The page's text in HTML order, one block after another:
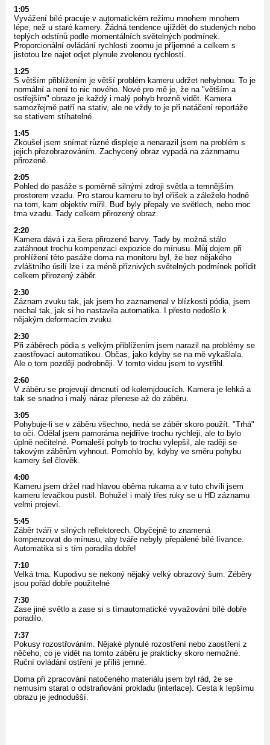
1:05
Vyvážení bílé pracuje v automatickém režimu mnohem mnohem
lépe, než u staré kamery. Žádná tendence ujíždět do studených nebo
teplých odstínů podle momentálních světelných podmínek.
Proporcionální ovládání rychlosti zoomu je příjemné a celkem s
jistotou lze najet odjet plynule zvolenou rychlostí.
1:25
S větším přiblížením je větší problém kameru udržet nehybnou. To je
normální a není to nic nového. Nové pro mě je, že na "větším a
ostřejším" obraze je každý i malý pohyb hrozně vidět. Kamera
samozřejmě patří na stativ, ale ne vždy to je při natáčení reportáže
se stativem stíhatelné.
1:45
Zkoušel jsem snímat různé displeje a nenarazil jsem na problém s
jejich přezobrazováním. Zachycený obraz vypadá na záznmamu
přirozeně.
2:05
Pohled do pasáže s poměrně silnými zdroji světla a temnějším
prostorem vzadu. Pro starou kameru to byl oříšek a záleželo hodně
na tom, kam objektiv mířil. Buď byly přepaly ve světlech, nebo moc
tma vzadu. Tady celkem přirozený obraz.
2:20
Kamera dává i za šera přirozené barvy. Tady by možná stálo
zatáhnout trochu kompenzaci expozice do mínusu. Můj dojem při
prohlížení této pasáže doma na monitoru byl, že bez nějakého
zvláštního úsilí lze i za méně příznivých světelných podmínek pořídit
celkem přirozený záběr.
2:30
Záznam zvuku tak, jak jsem ho zaznamenal v blízkosti pódia, jsem
nechal tak, jak si ho nastavila automatika. I přesto nedošlo k
nějakým deformacím zvuku.
2:30
Při záběrech pódia s velkým přiblížením jsem narazil na problémy se
zaostřovací automatikou. Občas, jako kdyby se na mě vykašlala.
Ale o tom později podrobněji. V tomto videu jsem to vystřihl.
2:60
V záběru se projevují drncnutí od kolemjdoucích. Kamera je lehká a
tak se snadno i malý náraz přenese až do záběru.
3:05
Pohybuje-li se v záběru všechno, nedá se záběr skoro použít. "Trhá"
to oči. Odělal jsem pamoráma nejdříve trochu rychleji, ale to bylo
úplně nečitelné. Pomaleší pohyb to trochu vylepšil, ale raději se
takovým záběrům vyhnout. Pomohlo by, kdyby ve směru pohybu
kamery šel člověk.
4:00
Kameru jsem držel nad hlavou oběma rukama a v tuto chvíli jsem
kameru levačkou pustil. Bohužel i malý třes ruky se u HD záznamu
velmi projeví.
5:45
Záběr tváří v silných reflektorech. Obyčejně to znamená
kompenzovat do mínusu, aby tváře nebyly přepálené bílé lívance.
Automatika si s tím poradila dobře!
7:10
Velká tma. Kupodivu se nekoný nějaký velký obrazový šum. Zéběry
jsou pořád dobře použitelné
7:30
Zase jiné světlo a zase si s tímautomatické vyvažování bílé dobře
poradilo.
7:37
Pokusy rozostřováním. Nějaké plynulé rozostření nebo zaostření z
něčeho, co je vidět na tomto záběru je prakticky skoro nemožné.
Ruční ovládání ostření je příliš jemné.
Doma při zpracování natočeného materiálu jsem byl rád, že se
nemusím starat o odstraňování prokladu (interlace). Cesta k lepšímu
obrazu je jednodušší.